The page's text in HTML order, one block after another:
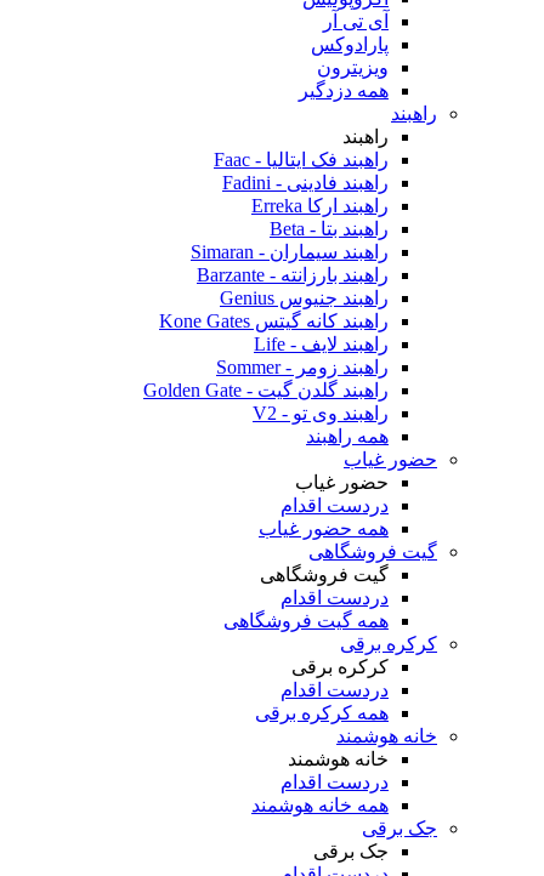
آی تی آر
پارادوکس
ویزیترون
همه دزدگیر
راهبند
راهبند
راهبند فک ایتالیا - Faac
راهبند فادینی - Fadini
راهبند ارکا Erreka
راهبند بتا - Beta
راهبند سیماران - Simaran
راهبند بارزانته - Barzante
راهبند جنیوس Genius
راهبند کانه گیتس Kone Gates
راهبند لایف - Life
راهبند زومر - Sommer
راهبند گلدن گیت - Golden Gate
راهبند وی تو - V2
همه راهبند
حضور غیاب
حضور غیاب
دردست اقدام
همه حضور غیاب
گیت فروشگاهی
گیت فروشگاهی
دردست اقدام
همه گیت فروشگاهی
کرکره برقی
کرکره برقی
دردست اقدام
همه کرکره برقی
خانه هوشمند
خانه هوشمند
دردست اقدام
همه خانه هوشمند
جک برقی
جک برقی